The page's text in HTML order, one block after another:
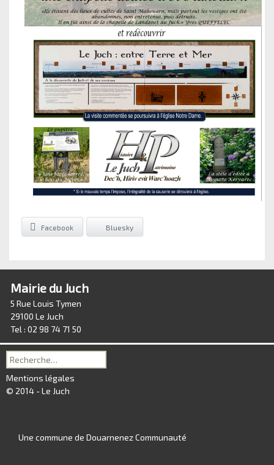
Facebook Bluesky
Mairie du Juch
5 Rue Louis Tymen
29100 Le Juch
Tel : 02 98 74 71 50
Recherche
pour :
Mentions légales
© 2014 - Le Juch
Une commune de Douarnenez Communauté